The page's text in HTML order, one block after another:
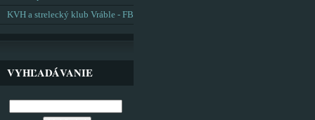
KVH a strelecký klub Vráble - FB
VYHĽADÁVANIE